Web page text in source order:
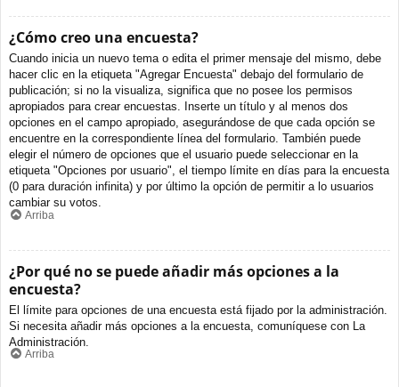
¿Cómo creo una encuesta?
Cuando inicia un nuevo tema o edita el primer mensaje del mismo, debe
hacer clic en la etiqueta "Agregar Encuesta" debajo del formulario de
publicación; si no la visualiza, significa que no posee los permisos
apropiados para crear encuestas. Inserte un título y al menos dos
opciones en el campo apropiado, asegurándose de que cada opción se
encuentre en la correspondiente línea del formulario. También puede
elegir el número de opciones que el usuario puede seleccionar en la
etiqueta "Opciones por usuario", el tiempo límite en días para la encuesta
(0 para duración infinita) y por último la opción de permitir a lo usuarios
cambiar su votos.
Arriba
¿Por qué no se puede añadir más opciones a la
encuesta?
El límite para opciones de una encuesta está fijado por la administración.
Si necesita añadir más opciones a la encuesta, comuníquese con La
Administración.
Arriba